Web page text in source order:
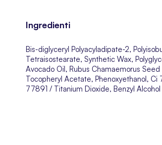
Ingredienti
Bis-diglyceryl Polyacyladipate-2,
Tetraisostearate, Synthetic Wax,
Avocado Oil, Rubus Chamaemorus
Tocopheryl Acetate, Phenoxyethanol,
77891 / Titanium Dioxide, Benzyl